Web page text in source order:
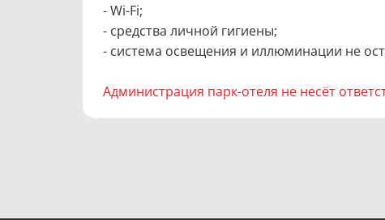
- Wi-Fi;
- средства личной гигиены;
- cистема освещения и иллюминации не
Администрация парк-отеля не несёт